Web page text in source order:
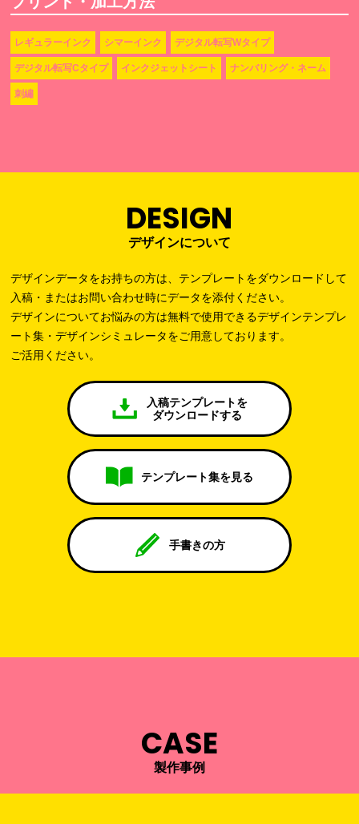
レギュラーインク シマーインク デジタル転写Wタイプ
デジタル転写Cタイプ インクジェットシート ナンバリング・ネーム
刺繡
DESIGN
デザインについて
デザインデータをお持ちの方は、テンプレートをダウンロードして
入稿・またはお問い合わせ時にデータを添付ください。
デザインについてお悩みの方は無料で使用できるデザインテンプレ
ート集・デザインシミュレータをご用意しております。
ご活用ください。
入稿テンプレートを
ダウンロードする
テンプレート集を見る
手書きの方
CASE
製作事例